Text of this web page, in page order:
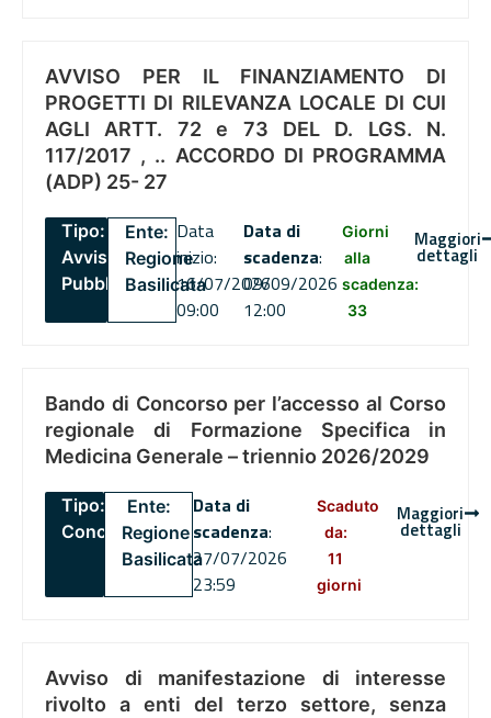
AVVISO PER IL FINANZIAMENTO DI
PROGETTI DI RILEVANZA LOCALE DI CUI
AGLI ARTT. 72 e 73 DEL D. LGS. N.
117/2017 , .. ACCORDO DI PROGRAMMA
(ADP) 25- 27
Tipo:
Avviso
Pubblico
Ente:
Regione
Basilicata
Data
inizio:
16/07/2026
09:00
Data di
scadenza:
09/09/2026
12:00
Giorni
alla
scadenza:
33
Maggiori
dettagli
Bando di Concorso per l’accesso al Corso
regionale di Formazione Specifica in
Medicina Generale – triennio 2026/2029
Tipo:
Concorsi
Ente:
Regione
Basilicata
Data di
scadenza:
27/07/2026
23:59
Scaduto
da:
11
giorni
Maggiori
dettagli
Avviso di manifestazione di interesse
rivolto a enti del terzo settore, senza